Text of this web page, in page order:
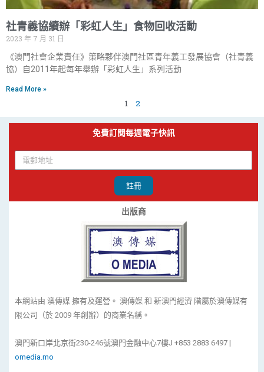
社青義協續辦「彩虹人生」食物回收活動
2023 年 7 月 31 日
《澳門社會企業責任》策略夥伴澳門社區青年義工發展協會（社青義
協）自2011年起每年舉辦「彩虹人生」系列活動
Read More »
1 2
免費訂閱每週電子快訊
註冊
出版商
本網站由 澳傳媒 擁有及運營。 澳傳媒 和 新澳門經濟 階屬於澳傳媒有
限公司（於 2009 年創辦）的商業名稱。
澳門新口岸北京街230-246號澳門金融中心7樓J +853 2883 6497 |
omedia.mo